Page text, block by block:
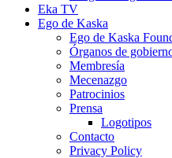
Eka TV
Ego de Kaska
Ego de Kaska
Órganos de
Membresía
Mecenazgo
Patrocinios
Prensa
Logotipos
Contacto
Privacy Policy